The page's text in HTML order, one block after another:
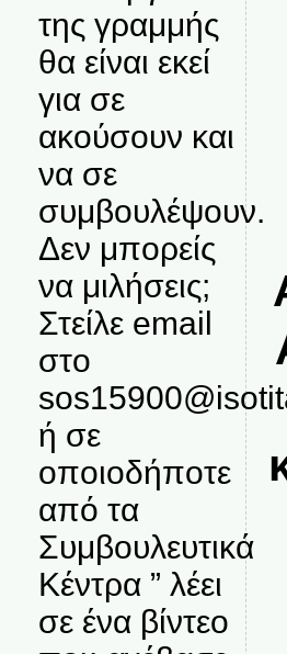
της γραμμής
θα είναι εκεί
για σε
ακούσουν και
να σε
συμβουλέψουν.
Δεν μπορείς
να μιλήσεις;
Στείλε email
στο
ή σε
οποιοδήποτε
από τα
Συμβουλευτικά
Κέντρα ” λέει
σε ένα βίντεο